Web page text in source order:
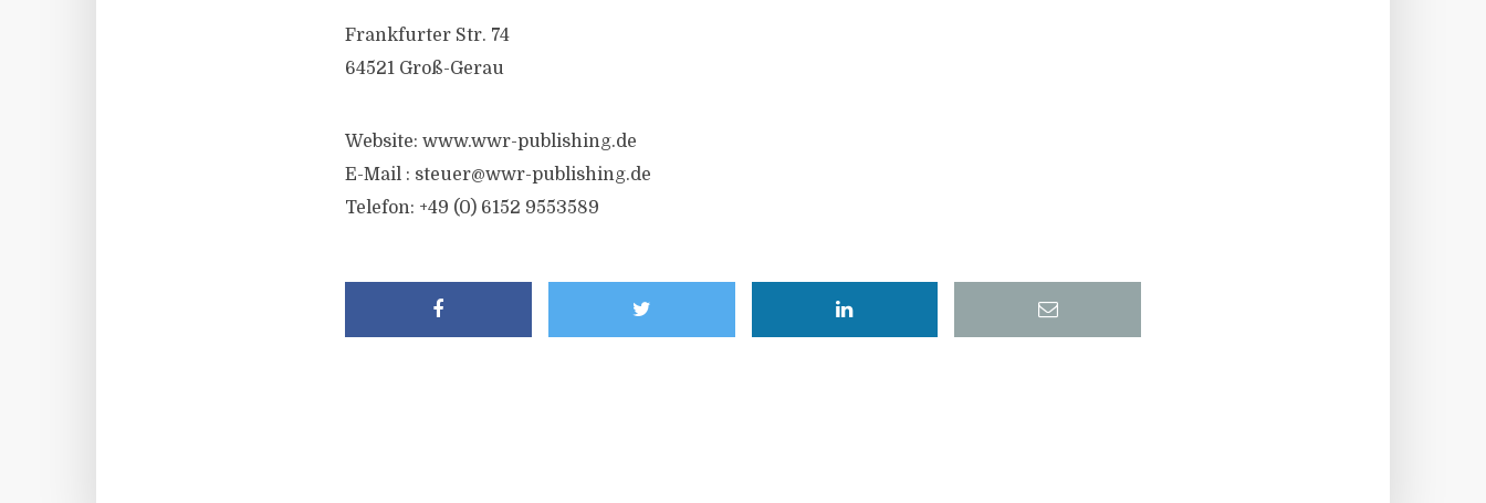
Frankfurter Str. 74
64521 Groß-Gerau
Website: www.wwr-publishing.de
E-Mail : steuer@wwr-publishing.de
Telefon: +49 (0) 6152 9553589